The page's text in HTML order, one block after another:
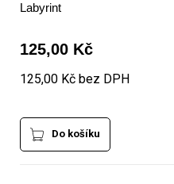
Labyrint
125,00 Kč
125,00 Kč bez DPH
Do košíku